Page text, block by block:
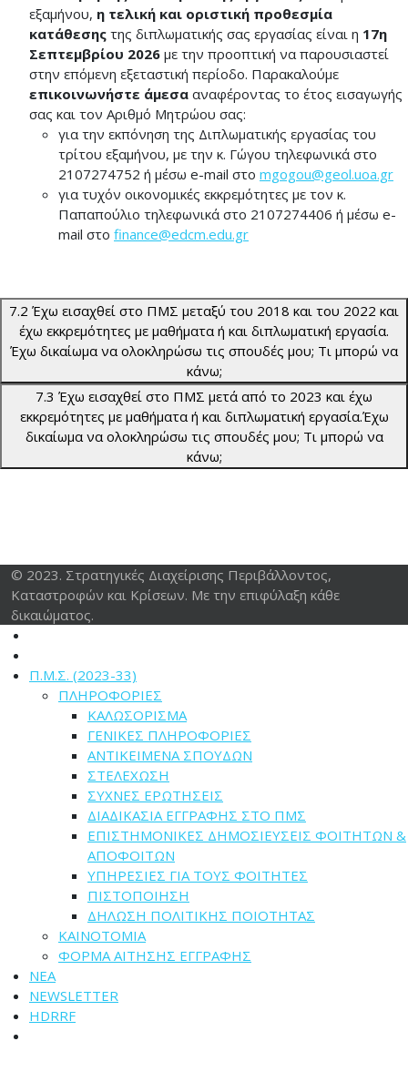
εξαμήνου, η τελική και οριστική προθεσμία
κατάθεσης της διπλωματικής σας εργασίας είναι η 17η
Σεπτεμβρίου 2026 με την προοπτική να παρουσιαστεί
στην επόμενη εξεταστική περίοδο. Παρακαλούμε
επικοινωνήστε άμεσα αναφέροντας το έτος εισαγωγής
σας και τον Αριθμό Μητρώου σας:
για την εκπόνηση της Διπλωματικής εργασίας του
τρίτου εξαμήνου, με την κ. Γώγου τηλεφωνικά στο
2107274752 ή μέσω e-mail στο mgogou@geol.uoa.gr
για τυχόν οικονομικές εκκρεμότητες με τον κ.
Παπαπούλιο τηλεφωνικά στο 2107274406 ή μέσω e-
mail στο finance@edcm.edu.gr
7.2 Έχω εισαχθεί στο ΠΜΣ μεταξύ του 2018 και του 2022 και
έχω εκκρεμότητες με μαθήματα ή και διπλωματική εργασία.
Έχω δικαίωμα να ολοκληρώσω τις σπουδές μου; Τι μπορώ να
κάνω;
7.3 Έχω εισαχθεί στο ΠΜΣ μετά από το 2023 και έχω
εκκρεμότητες με μαθήματα ή και διπλωματική εργασία.Έχω
δικαίωμα να ολοκληρώσω τις σπουδές μου; Τι μπορώ να
κάνω;
© 2023. Στρατηγικές Διαχείρισης Περιβάλλοντος,
Καταστροφών και Κρίσεων. Με την επιφύλαξη κάθε
δικαιώματος.
Π.Μ.Σ. (2023-33)
ΠΛΗΡΟΦΟΡΙΕΣ
ΚΑΛΩΣΟΡΙΣΜΑ
ΓΕΝΙΚΕΣ ΠΛΗΡΟΦΟΡΙΕΣ
ΑΝΤΙΚΕΙΜΕΝΑ ΣΠΟΥΔΩΝ
ΣΤΕΛΕΧΩΣΗ
ΣΥΧΝΕΣ ΕΡΩΤΗΣΕΙΣ
ΔΙΑΔΙΚΑΣΙΑ ΕΓΓΡΑΦΗΣ ΣΤΟ ΠΜΣ
ΕΠΙΣΤΗΜΟΝΙΚΕΣ ΔΗΜΟΣΙΕΥΣΕΙΣ ΦΟΙΤΗΤΩΝ &
ΑΠΟΦΟΙΤΩΝ
ΥΠΗΡΕΣΙΕΣ ΓΙΑ ΤΟΥΣ ΦΟΙΤΗΤΕΣ
ΠΙΣΤΟΠΟΙΗΣΗ
ΔΗΛΩΣΗ ΠΟΛΙΤΙΚΗΣ ΠΟΙΟΤΗΤΑΣ
ΚΑΙΝΟΤΟΜΙΑ
ΦΟΡΜΑ ΑΙΤΗΣΗΣ ΕΓΓΡΑΦΗΣ
ΝΕΑ
NEWSLETTER
HDRRF